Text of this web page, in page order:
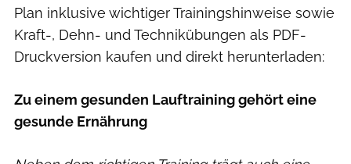
Plan inklusive wichtiger Trainingshinweise sowie
Kraft-, Dehn- und Technikübungen als PDF-
Druckversion kaufen und direkt herunterladen:
Zu einem gesunden Lauftraining gehört eine
gesunde Ernährung